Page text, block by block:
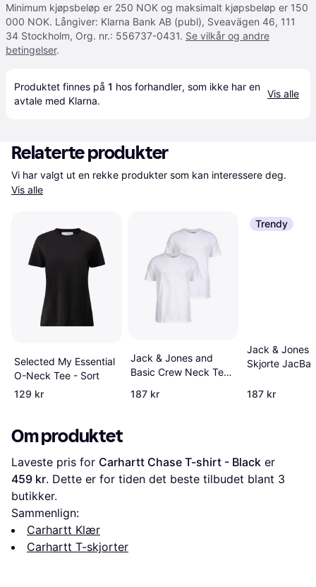
Minimum kjøpsbeløp er 250 NOK og maksimalt kjøpsbeløp er 150
000 NOK. Långiver: Klarna Bank AB (publ), Sveavägen 46, 111
34 Stockholm, Org. nr.: 556737-0431. Se vilkår og andre
betingelser.
Produktet finnes på 1 hos forhandler, som ikke har en
avtale med Klarna.
Vis alle
Relaterte produkter
Vis alle
Selected My Essential
O-Neck Tee - Sort
129 kr
Jack & Jones and
Basic Crew Neck Tee
187 kr
Trendy
Jack & Jones
Skjorte
Svart
187 kr
Om produktet
Laveste pris for Carhartt Chase T-shirt - Black
459 kr. Dette er for tiden det beste tilbudet blant 3
butikker.
Sammenlign:
Carhartt Klær
Carhartt T-skjorter